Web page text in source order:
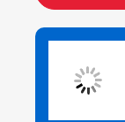
del
XX
secolo